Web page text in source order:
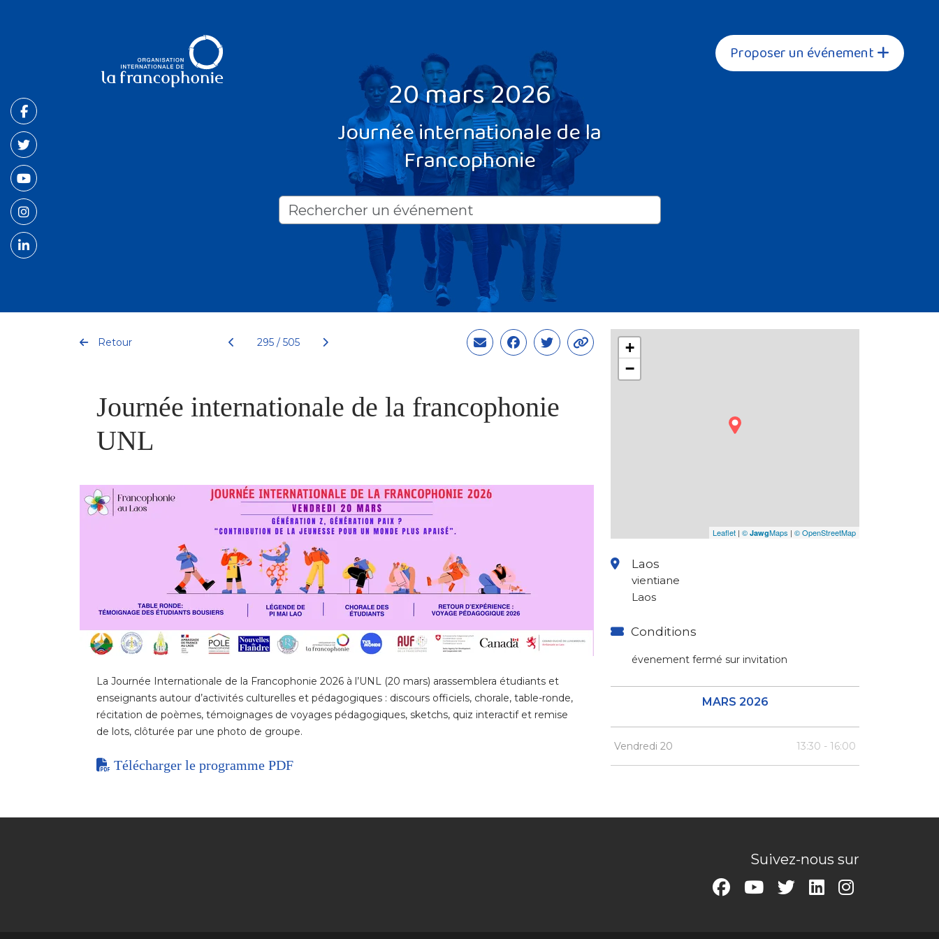
Proposer un événement
20 mars 2026
Journée internationale de la
Francophonie
Retour 295 / 505
Journée internationale de la francophonie
UNL
La Journée Internationale de la Francophonie 2026 à l’UNL (20 mars) arassemblera étudiants et
enseignants autour d’activités culturelles et pédagogiques : discours officiels, chorale, table-ronde,
récitation de poèmes, témoignages de voyages pédagogiques, sketchs, quiz interactif et remise
de lots, clôturée par une photo de groupe.
Télécharger le programme PDF
+
−
Leaflet | © JawgMaps | © OpenStreetMap
Laos
vientiane
Laos
Conditions
évenement fermé sur invitation
MARS 2026
Vendredi 20 13:30 - 16:00
Suivez-nous sur